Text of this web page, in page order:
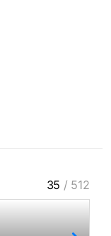
35 / 512